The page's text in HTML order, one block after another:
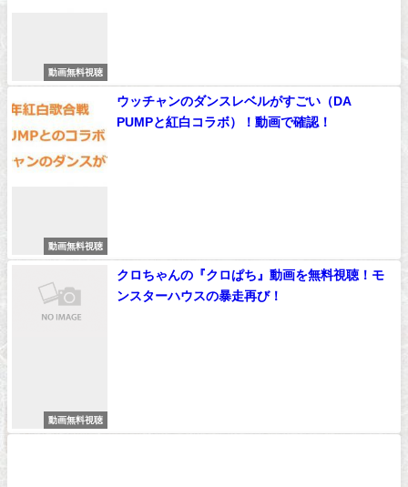
動画無料視聴
動画無料視聴
ウッチャンのダンスレベルがすごい（DA
PUMPと紅白コラボ）！動画で確認！
動画無料視聴
クロちゃんの『クロぱち』動画を無料視聴！モ
ンスターハウスの暴走再び！